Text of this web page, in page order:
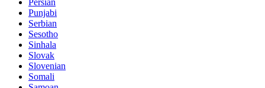
Persian
Punjabi
Serbian
Sesotho
Sinhala
Slovak
Slovenian
Somali